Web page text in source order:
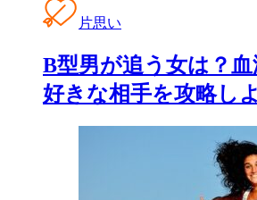
片思い
B型男が追う女は？
好きな相手を攻略し